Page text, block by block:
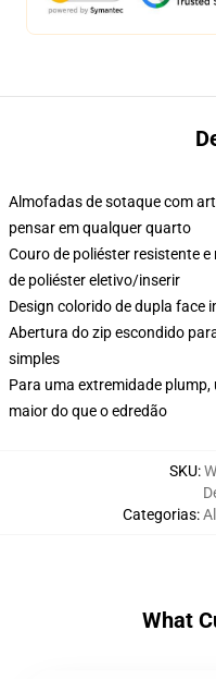
Almofadas de sotaque com
pensar em qualquer quarto
Couro de poliéster resistente
de poliéster eletivo/inserir
Design colorido de dupla face
Abertura do zip escondido
simples
Para uma extremidade
maior do que o edredão
SKU:
Categorias:
What